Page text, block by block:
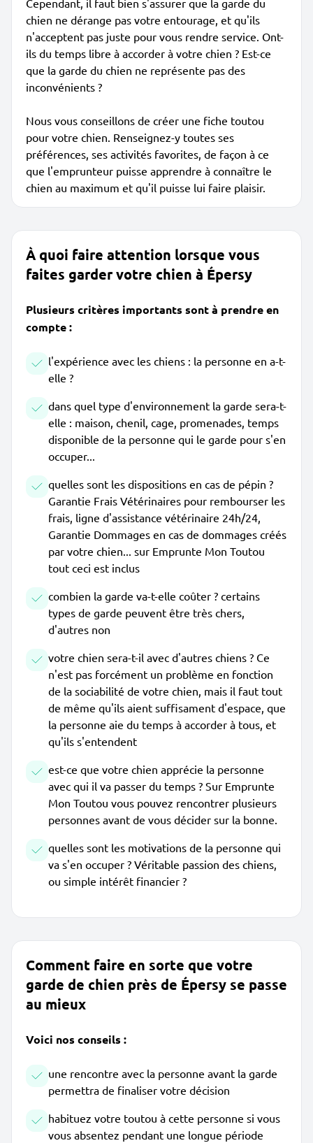
Cependant, il faut bien s'assurer que la garde du
chien ne dérange pas votre entourage, et qu'ils
n'acceptent pas juste pour vous rendre service. Ont-
ils du temps libre à accorder à votre chien ? Est-ce
que la garde du chien ne représente pas des
inconvénients ?
Nous vous conseillons de créer une fiche toutou
pour votre chien. Renseignez-y toutes ses
préférences, ses activités favorites, de façon à ce
que l'emprunteur puisse apprendre à connaître le
chien au maximum et qu'il puisse lui faire plaisir.
À quoi faire attention lorsque vous
faites garder votre chien à Épersy
Plusieurs critères importants sont à prendre en
compte :
l'expérience avec les chiens : la personne en a-t-
elle ?
dans quel type d'environnement la garde sera-t-
elle : maison, chenil, cage, promenades, temps
disponible de la personne qui le garde pour s'en
occuper...
quelles sont les dispositions en cas de pépin ?
Garantie Frais Vétérinaires pour rembourser les
frais, ligne d'assistance vétérinaire 24h/24,
Garantie Dommages en cas de dommages créés
par votre chien... sur Emprunte Mon Toutou
tout ceci est inclus
combien la garde va-t-elle coûter ? certains
types de garde peuvent être très chers,
d'autres non
votre chien sera-t-il avec d'autres chiens ? Ce
n'est pas forcément un problème en fonction
de la sociabilité de votre chien, mais il faut tout
de même qu'ils aient suffisament d'espace, que
la personne aie du temps à accorder à tous, et
qu'ils s'entendent
est-ce que votre chien apprécie la personne
avec qui il va passer du temps ? Sur Emprunte
Mon Toutou vous pouvez rencontrer plusieurs
personnes avant de vous décider sur la bonne.
quelles sont les motivations de la personne qui
va s'en occuper ? Véritable passion des chiens,
ou simple intérêt financier ?
Comment faire en sorte que votre
garde de chien près de Épersy se passe
au mieux
Voici nos conseils :
une rencontre avec la personne avant la garde
permettra de finaliser votre décision
habituez votre toutou à cette personne si vous
vous absentez pendant une longue période